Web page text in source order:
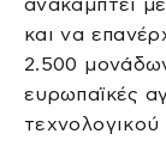
και να
2.500
ευρωπαϊκές